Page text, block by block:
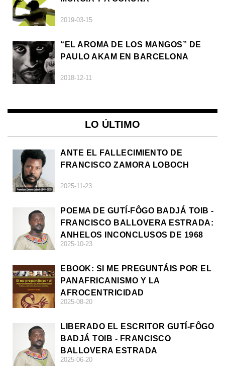
2019-03-15
“EL AROMA DE LOS MANGOS” DE
PAULO AKAM EN BARCELONA
2018-12-11
LO ÚLTIMO
ANTE EL FALLECIMIENTO DE
FRANCISCO ZAMORA LOBOCH
2025-11-23
POEMA DE GUTÍ-FÔGO BADJÁ TOIB -
FRANCISCO BALLOVERA ESTRADA:
ANHELOS INCONCLUSOS DE 1968
2025-10-23
EBOOK: SI ME PREGUNTÁIS POR EL
PANAFRICANISMO Y LA
AFROCENTRICIDAD
2025-08-20
LIBERADO EL ESCRITOR GUTÍ-FÔGO
BADJÁ TOIB - FRANCISCO
BALLOVERA ESTRADA
2025-06-20